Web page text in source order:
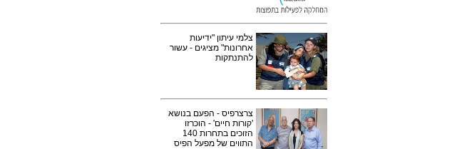
צלמי עיתון "ידיעות
אחרונות" מציגים - עשור
להתנתקות
צרצרפיס - הפעם בנושא
'קורות חיים' - הוכרזו
הזוכים בתחרות 140
התווים של מפעל הפיס